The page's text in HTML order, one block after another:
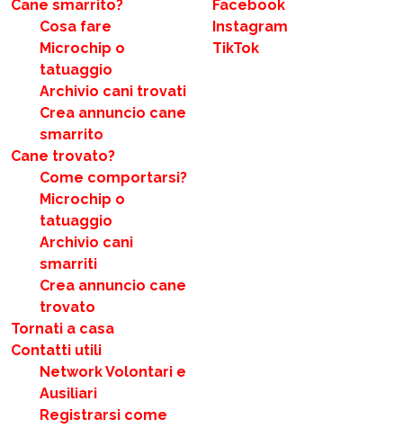
Cane smarrito?
Cosa fare
Microchip o
tatuaggio
Archivio cani trovati
Crea annuncio cane
smarrito
Cane trovato?
Come comportarsi?
Microchip o
tatuaggio
Archivio cani
smarriti
Crea annuncio cane
trovato
Tornati a casa
Contatti utili
Network Volontari e
Ausiliari
Registrarsi come
Facebook
Instagram
TikTok